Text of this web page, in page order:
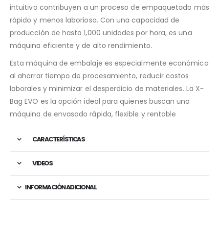
intuitivo contribuyen a un proceso de empaquetado más
rápido y menos laborioso. Con una capacidad de
producción de hasta 1,000 unidades por hora, es una
máquina eficiente y de alto rendimiento.
Esta máquina de embalaje es especialmente económica
al ahorrar tiempo de procesamiento, reducir costos
laborales y minimizar el desperdicio de materiales. La X-
Bag EVO es la opción ideal para quienes buscan una
máquina de envasado rápida, flexible y rentable
CARACTERÍSTICAS
VIDEOS
INFORMACIÓN ADICIONAL